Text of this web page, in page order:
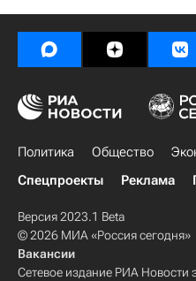
Политика Общество
Спецпроекты
Реклама
Версия 2023.1 Beta
© 2026 МИА «Россия сегодня»
Вакансии
Сетевое издание РИА Новости